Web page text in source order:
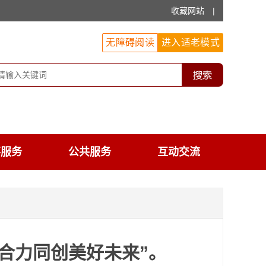
收藏网站 |
进入适老模式
无障碍阅读
务 公共服务 互动交流
同创美好未来”。